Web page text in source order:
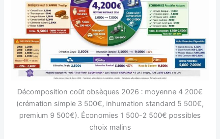
Décomposition coût obsèques 2026 : moyenne 4 200€
(crémation simple 3 500€, inhumation standard 5 500€,
premium 9 500€). Économies 1 500-2 500€ possibles
choix malins